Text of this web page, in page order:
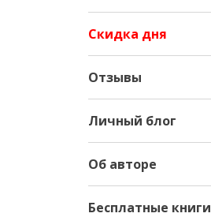
Скидка дня
Отзывы
Личный блог
Об авторе
Бесплатные книги